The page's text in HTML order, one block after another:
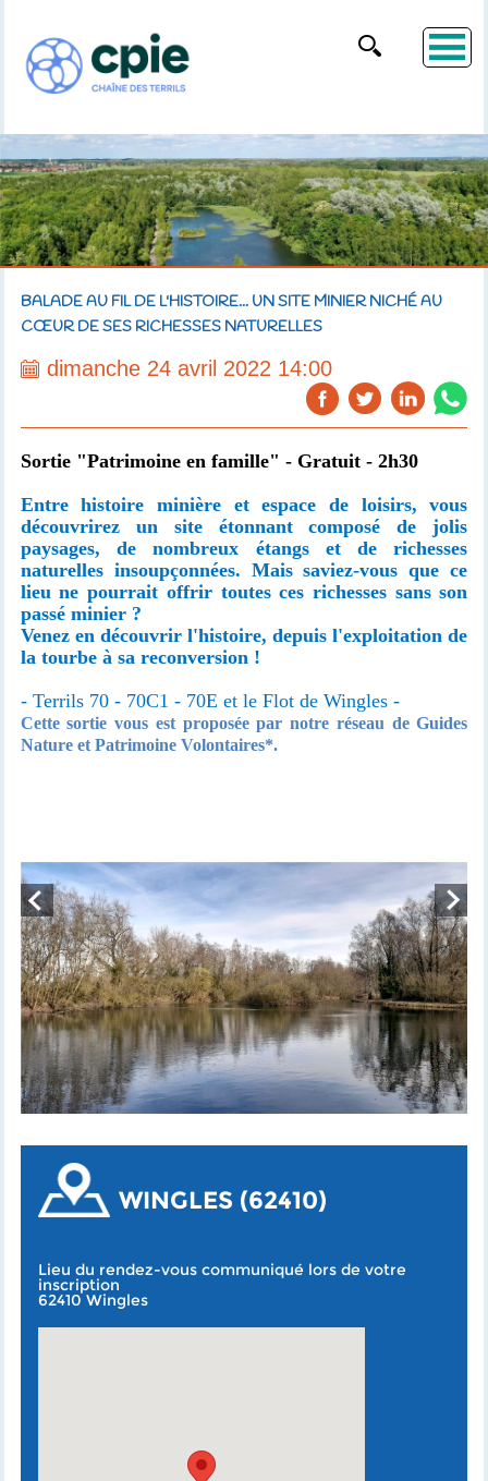
BALADE AU FIL DE L'HISTOIRE... UN SITE MINIER NICHÉ AU
CŒUR DE SES RICHESSES NATURELLES
dimanche 24 avril 2022 14:00
Sortie "Patrimoine en famille" - Gratuit - 2h30
Entre histoire minière et espace de loisirs, vous
découvrirez un site étonnant composé de jolis
paysages, de nombreux étangs et de richesses
naturelles insoupçonnées. Mais saviez-vous que ce
lieu ne pourrait offrir toutes ces richesses sans son
passé minier ?
Venez en découvrir l'histoire, depuis l'exploitation de
la tourbe à sa reconversion !
- Terrils 70 - 70C1 - 70E et le Flot de Wingles -
Cette sortie vous est proposée par notre réseau de Guides
Nature et Patrimoine Volontaires*.
WINGLES (62410)
Lieu du rendez-vous communiqué lors de votre
inscription
62410 Wingles